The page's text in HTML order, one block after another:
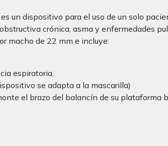
un dispositivo para el uso de un solo
crónica, asma y enfermedades
macho de 22 mm e incluye:
espiratoria.
se adapta a la mascarilla)
el brazo del balancín de su plataforma